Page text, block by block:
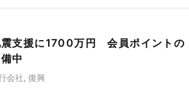
支援に1700万円 会員ポイントの
中
会社, 復興